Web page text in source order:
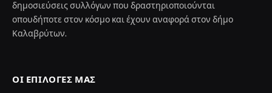
δημοσιεύσεις συλλόγων που δραστηριοποιούνται
οπουδήποτε στον κόσμο και έχουν αναφορά στον δήμο
Καλαβρύτων.
ΟΙ ΕΠΙΛΟΓΈΣ ΜΑΣ